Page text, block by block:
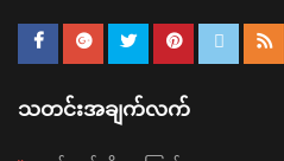
သတင်းအချက်လက်